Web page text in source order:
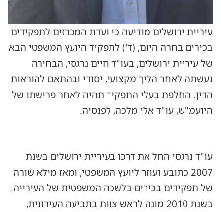
עיריית ירושלים מודיעה כי ועדת המכרזים לתפקידים
בכירים בחרה היום, (ד') לתפקיד היועץ המשפטי הבא
של עיריית ירושלים, בעו"ד חיים נרגסי, הבחירה
נעשתה לאחר הליך מקצועי, יסודי ובהתאם להוראות
הדין. החלפת בעלי התפקיד תהיה לאחר פרישתו של
היועמ"ש, עו"ד אלי מלכה, לפנסיה.
עו"ד נרגסי החל את דרכו בעיריית ירושלים בשנת
2007 כתובע ועוזר ליועץ המשפטי, ומאז מילא שורה
של תפקידים בכירים בלשכה המשפטית של העירייה.
בשנת 2010 מונה לראש צוות בתביעה העירונית,